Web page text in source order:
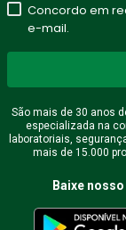
★★★
Seu nome
Endereço
Escreva
Concordo em
e-mail.
São mais de 30 anos
especializada na
laboratoriais,
mais de 15.000
Baixe